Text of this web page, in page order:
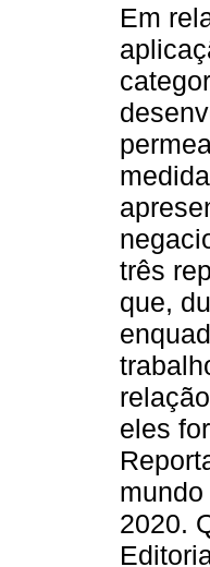
Em
três
que,
eles
2020.